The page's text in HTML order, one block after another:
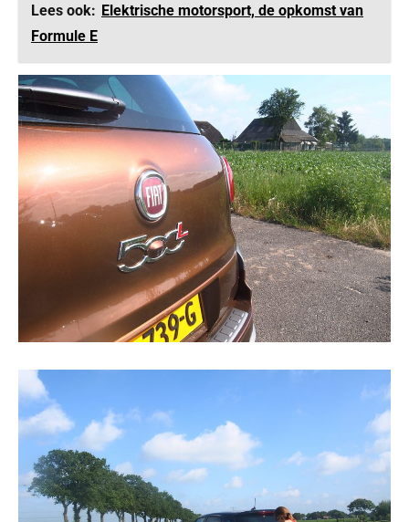
Lees ook: Elektrische motorsport, de opkomst van
Formule E